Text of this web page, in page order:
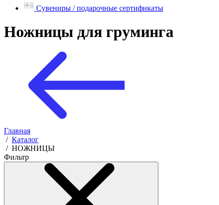
Сувениры / подарочные сертификаты
Ножницы для груминга
Главная
/ Каталог
/ НОЖНИЦЫ
Фильтр